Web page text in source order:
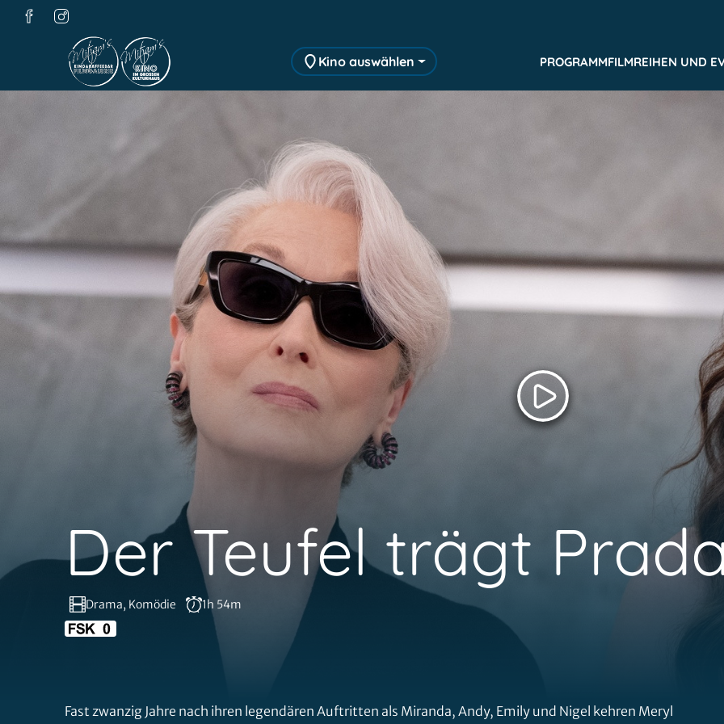
Kino auswählen
PROGRAMMFILMREIHEN UND
Der Teufel trägt
Drama, Komödie 1h 54m
Fast zwanzig Jahre nach ihren legendären Auftritten als Miranda, Andy, Emily und Nigel kehren Meryl